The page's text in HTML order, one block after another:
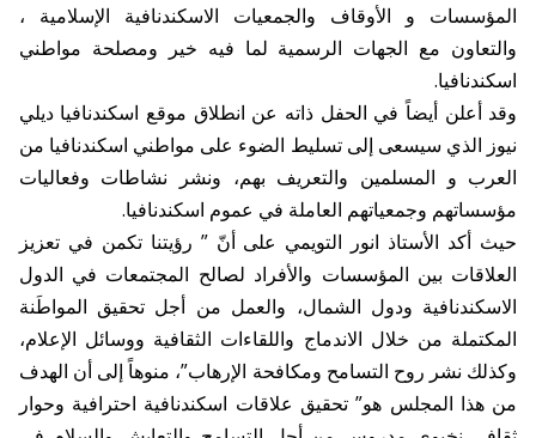
المؤسسات و الأوقاف والجمعيات الاسكندنافية الإسلامية ،
والتعاون مع الجهات الرسمية لما فيه خير ومصلحة مواطني
اسكندنافيا.
وقد أعلن أيضاً في الحفل ذاته عن انطلاق موقع اسكندنافيا ديلي
نيوز الذي سيسعى إلى تسليط الضوء على مواطني اسكندنافيا من
العرب و المسلمين والتعريف بهم، ونشر نشاطات وفعاليات
مؤسساتهم وجمعياتهم العاملة في عموم اسكندنافيا.
حيث أكد الأستاذ انور التويمي على أنّ ” رؤيتنا تكمن في تعزيز
العلاقات بين المؤسسات والأفراد لصالح المجتمعات في الدول
الاسكندنافية ودول الشمال، والعمل من أجل تحقيق المواطَنة
المكتملة من خلال الاندماج واللقاءات الثقافية ووسائل الإعلام،
وكذلك نشر روح التسامح ومكافحة الإرهاب”، منوهاً إلى أن الهدف
من هذا المجلس هو” تحقيق علاقات اسكندنافية احترافية وحوار